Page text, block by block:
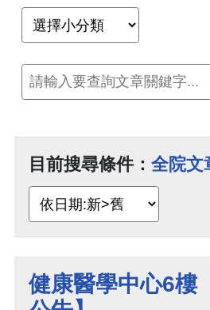
目前搜尋條件： 全院文
健康醫學中心6樓